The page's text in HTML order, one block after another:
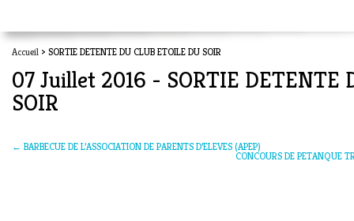
Accueil > SORTIE DETENTE DU CLUB ETOILE DU SOIR
07 Juillet 2016 - SORTIE DETENTE
SOIR
← BARBECUE DE L’ASSOCIATION DE PARENTS D’ELEVES (APEP)
CONCOURS DE PETANQUE